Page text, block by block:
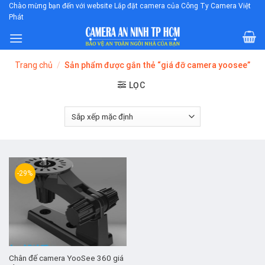
Skip
content
Chào mừng bạn đến với website Lắp đặt camera của Công Ty Camera Việt
Phát
Trang chủ / Sản phẩm được gắn thẻ “giá đỡ camera yoosee”
LỌC
-29%
Chân đế camera YooSee 360 giá